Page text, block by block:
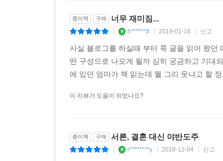
종이책 구매 너무 재미짐...
h******8 2019-01-18 신고
사실 블로그를 하실때 부터 쭉 글을 읽어 왔던
떤 구성으로 나오게 될까 심히 궁금하고 기대
에 있던 엄마가 책 읽는데 뭘 그리 웃냐고 할
이 리뷰가 도움이 되었나요?
종이책 구매 서른, 결혼 대신 야반도주
r********y 2018-12-04 신고